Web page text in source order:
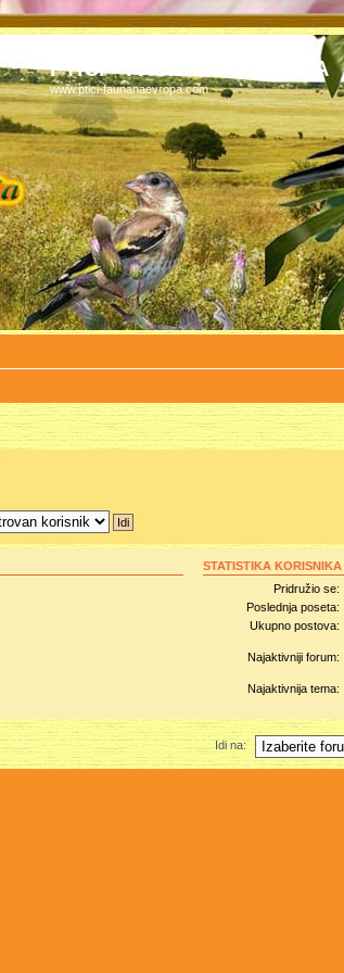
PTICI - FAUNA NA EVROPA
www.ptici-faunanaevropa.com
STATISTIKA KORISNIKA
Pridružio se:
Poslednja poseta:
Ukupno postova:
Najaktivniji forum:
Najaktivnija tema:
Idi na: